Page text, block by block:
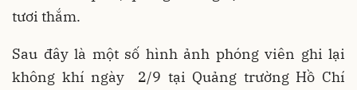
tươi thắm.
Sau đây là một số hình ảnh phóng viên ghi lại
không khí ngày 2/9 tại Quảng trường Hồ Chí